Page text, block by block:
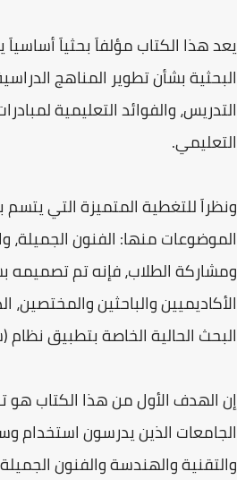
يعد هذا الكتاب مؤلفاَ بحثياَ
البحثية بشأن تطوير المناهج
التدريس، والفوائد التعليمية
التعليمي.
ونظراَ للتغطية المتميزة التي
الموضوعات منها: الفنون الجميلة،
ومشاركة الطلاب، فإنه تم
الأكاديميين والباحثين
البحث الحالية الخاصة بتطبيق
إن الهدف الأول من هذا الكتاب هو
الجامعات الذين يدرسون استخدام
والتقنية والهندسة والفنون